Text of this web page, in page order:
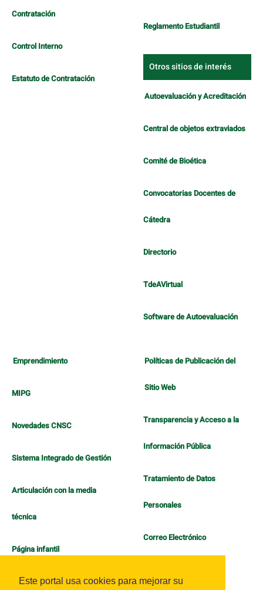
Este portal usa cookies para mejorar su
Contratación
Control Interno
Estatuto de Contratación
Reglamento Estudiantil
Otros sitios de interés
Autoevaluación y Acreditación
Central de objetos extraviados
Comité de Bioética
Convocatorias Docentes de
Cátedra
Directorio
TdeAVirtual
Software de Autoevaluación
Emprendimiento
MIPG
Novedades CNSC
Sistema Integrado de Gestión
Articulación con la media
técnica
Página infantil
Políticas de Publicación del
Sitio Web
Transparencia y Acceso a la
Información Pública
Tratamiento de Datos
Personales
Correo Electrónico